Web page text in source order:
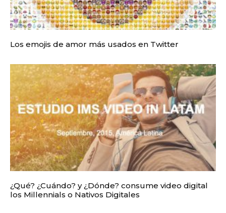
Los emojis de amor más usados en Twitter
¿Qué? ¿Cuándo? y ¿Dónde? consume video digital
los Millennials o Nativos Digitales